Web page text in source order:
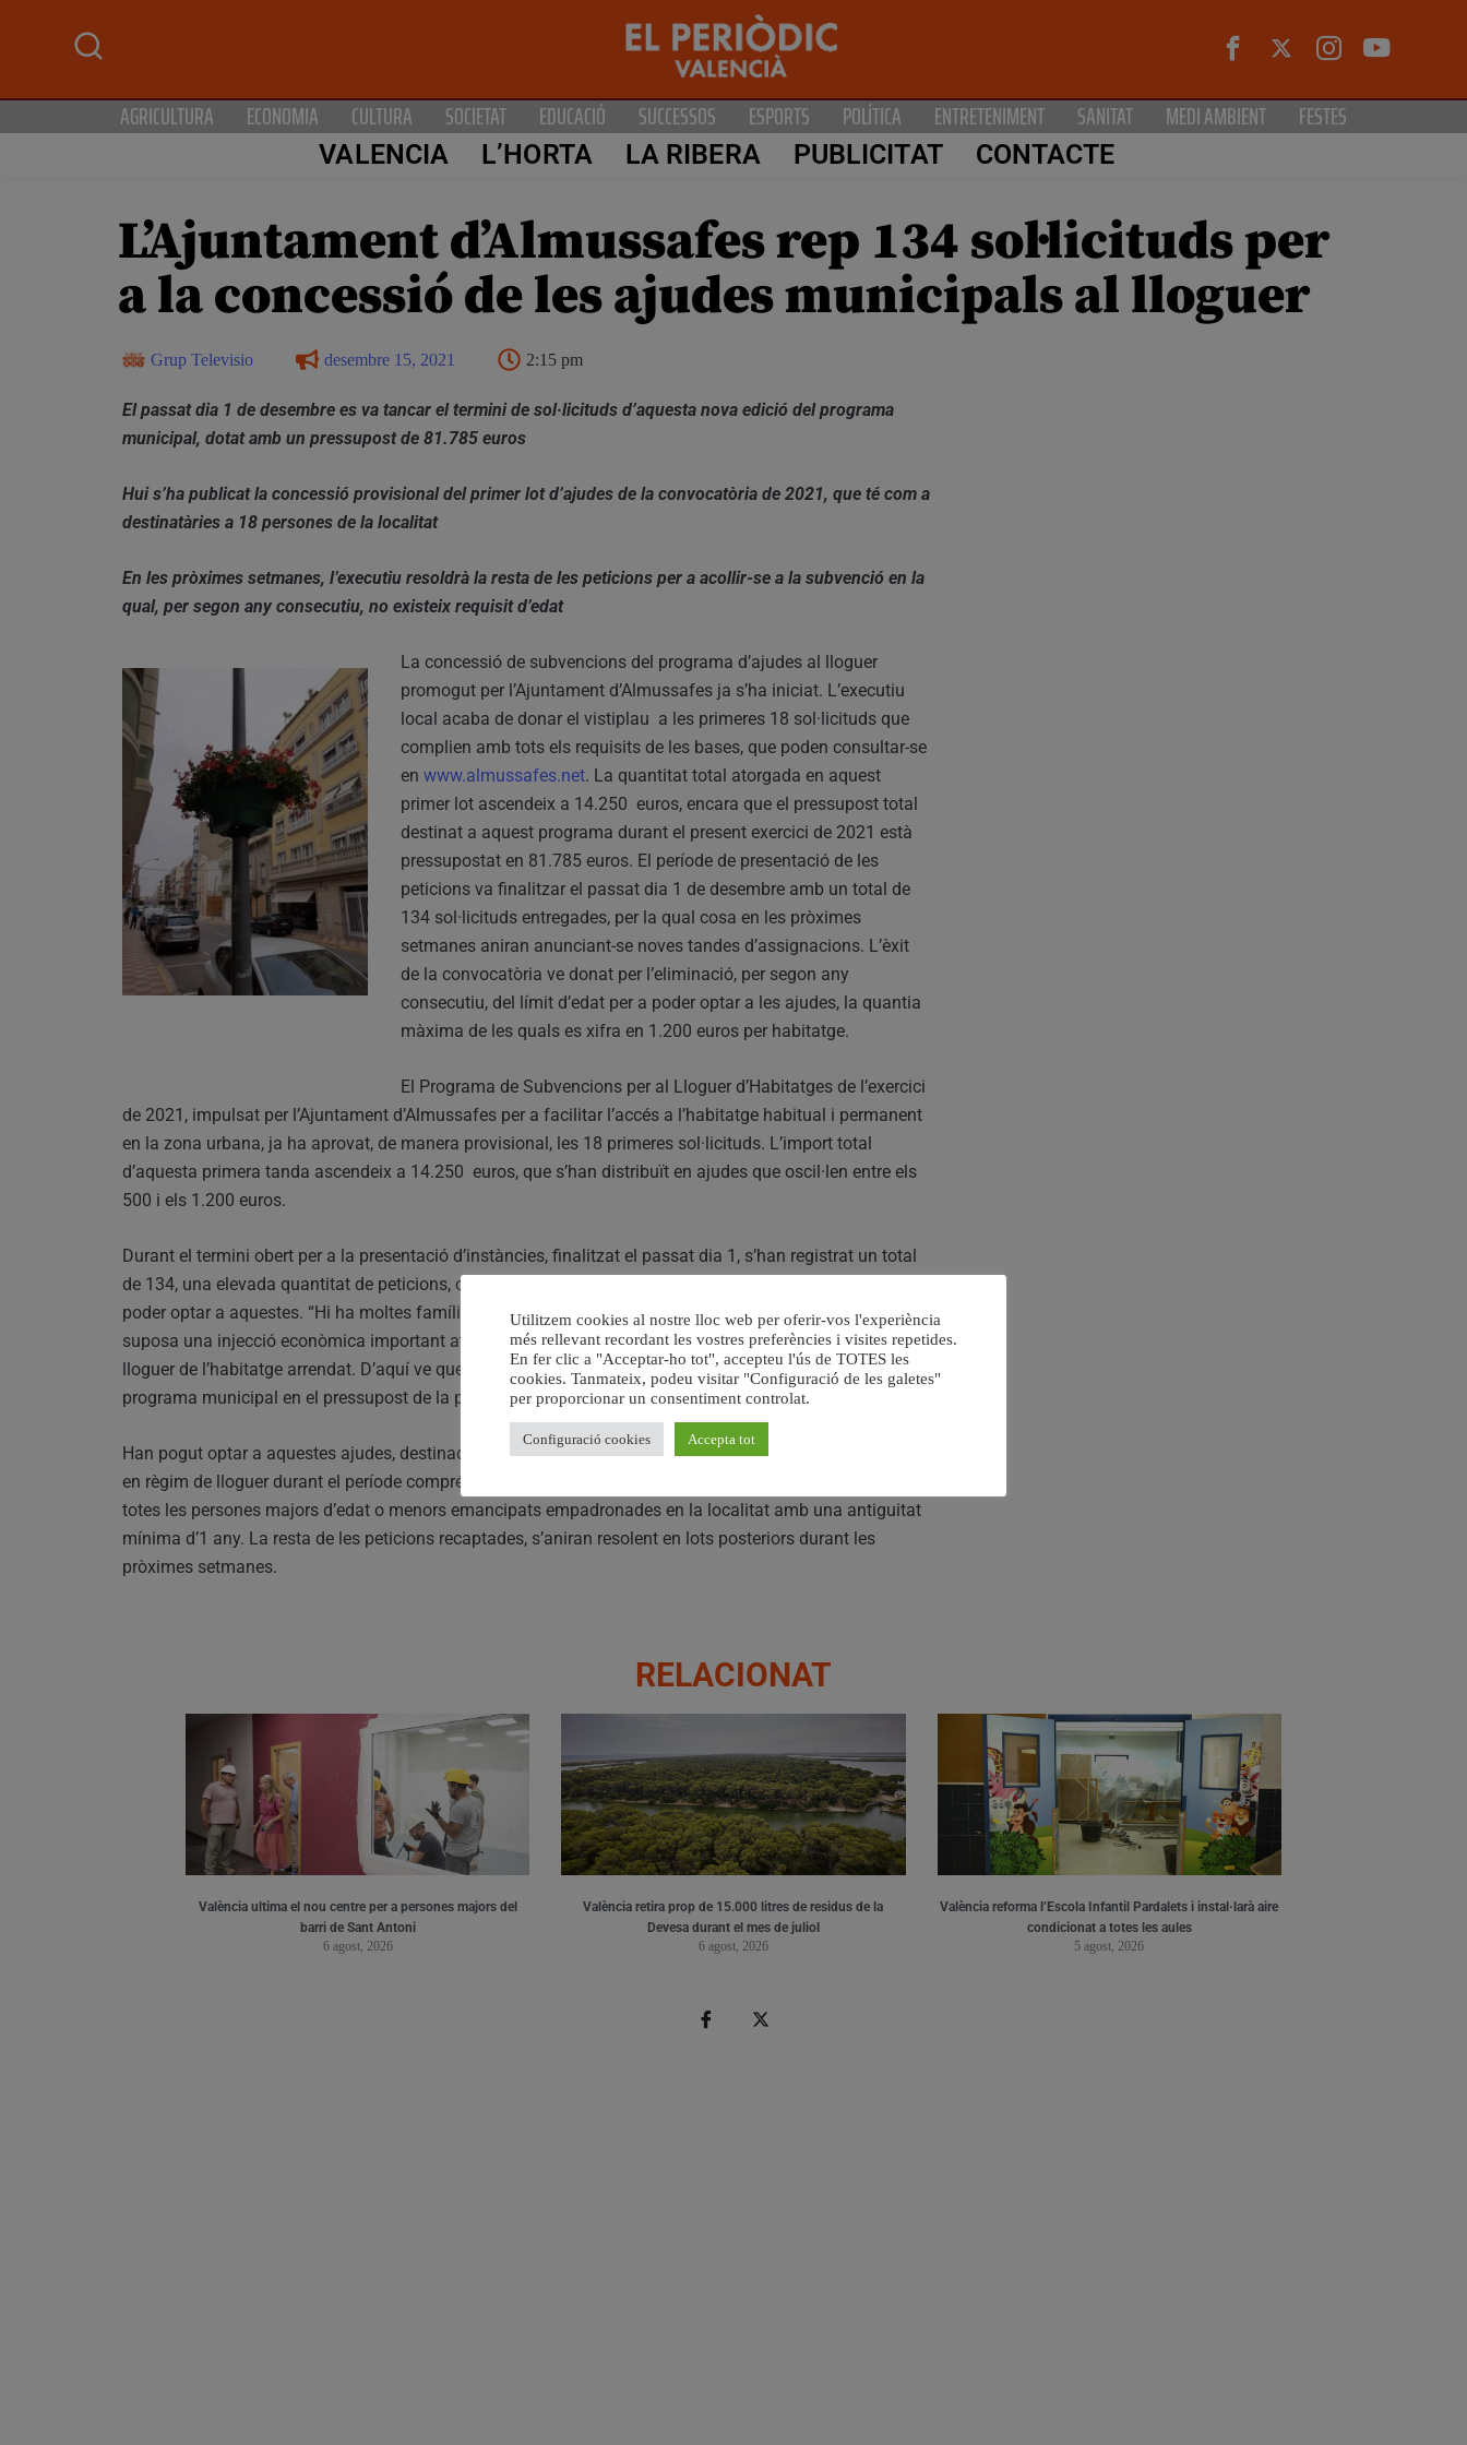
AGRICULTURA ECONOMIA CULTURA SOCIETAT EDUCACIÓ SUCCESSOS ESPORTS POLÍTICA ENTRETENIMENT SANITAT MEDI AMBIENT FESTES
VALENCIA L’HORTA LA RIBERA PUBLICITAT CONTACTE
L’Ajuntament d’Almussafes rep 134 sol·licituds per
a la concessió de les ajudes municipals al lloguer
Grup Televisio desembre 15, 2021 2:15 pm
El passat dia 1 de desembre es va tancar el termini de sol·licituds d’aquesta nova edició del programa
municipal, dotat amb un pressupost de 81.785 euros
Hui s’ha publicat la concessió provisional del primer lot d’ajudes de la convocatòria de 2021, que té com a
destinatàries a 18 persones de la localitat
En les pròximes setmanes, l’executiu resoldrà la resta de les peticions per a acollir-se a la subvenció en la
qual, per segon any consecutiu, no existeix requisit d’edat
La concessió de subvencions del programa d’ajudes al lloguer
promogut per l’Ajuntament d’Almussafes ja s’ha iniciat. L’executiu
local acaba de donar el vistiplau a les primeres 18 sol·licituds que
complien amb tots els requisits de les bases, que poden consultar-se
en www.almussafes.net. La quantitat total atorgada en aquest
primer lot ascendeix a 14.250 euros, encara que el pressupost total
destinat a aquest programa durant el present exercici de 2021 està
pressupostat en 81.785 euros. El període de presentació de les
peticions va finalitzar el passat dia 1 de desembre amb un total de
134 sol·licituds entregades, per la qual cosa en les pròximes
setmanes aniran anunciant-se noves tandes d’assignacions. L’èxit
de la convocatòria ve donat per l’eliminació, per segon any
consecutiu, del límit d’edat per a poder optar a les ajudes, la quantia
màxima de les quals es xifra en 1.200 euros per habitatge.
El Programa de Subvencions per al Lloguer d’Habitatges de l’exercici
de 2021, impulsat per l’Ajuntament d’Almussafes per a facilitar l’accés a l’habitatge habitual i permanent
en la zona urbana, ja ha aprovat, de manera provisional, les 18 primeres sol·licituds. L’import total
d’aquesta primera tanda ascendeix a 14.250 euros, que s’han distribuït en ajudes que oscil·len entre els
500 i els 1.200 euros.
Durant el termini obert per a la presentació d’instàncies, finalitzat el passat dia 1, s’han registrat un total
de 134, una elevada quantitat de peticions, conseqüència directa de l’eliminació del límit d’edat per a
poder optar a aquestes. “Hi ha moltes famílies que viuen de lloguer i, sens dubte, aquest programa
suposa una injecció econòmica important atés que els ajuda a subvencionar parcialment el cost del
lloguer de l’habitatge arrendat. D’aquí ve que hàgem dotat amb 81.785 euros la partida d’aquest
programa municipal en el pressupost de la present edició”, comenta l’alcalde, Toni González.
Han pogut optar a aquestes ajudes, destinades a col·laborar en l’accés a l’habitatge habitual i permanent
en règim de lloguer durant el període comprés entre l’1 d’octubre de 2020 i el 30 de setembre de 2021,
totes les persones majors d’edat o menors emancipats empadronades en la localitat amb una antiguitat
mínima d’1 any. La resta de les peticions recaptades, s’aniran resolent en lots posteriors durant les
pròximes setmanes.
RELACIONAT
València ultima el nou centre per a persones majors del
barri de Sant Antoni
6 agost, 2026
València retira prop de 15.000 litres de residus de la
Devesa durant el mes de juliol
6 agost, 2026
València reforma l’Escola Infantil Pardalets i instal·larà aire
condicionat a totes les aules
5 agost, 2026
Utilitzem cookies al nostre lloc web per oferir-vos l'experiència
més rellevant recordant les vostres preferències i visites repetides.
En fer clic a "Acceptar-ho tot", accepteu l'ús de TOTES les
cookies. Tanmateix, podeu visitar "Configuració de les galetes"
per proporcionar un consentiment controlat.
Configuració cookies Accepta tot